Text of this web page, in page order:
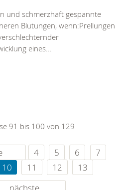
und schmerzhaft gespannte
Blutungen, wenn:Prellungen
eines...
91 bis 100 von 129
4 5 6
7
10 11 12
13